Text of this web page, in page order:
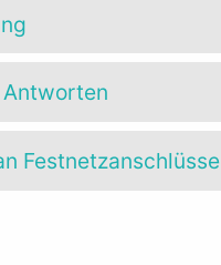
Festnetzanschlüsse